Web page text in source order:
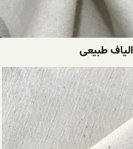
طبیعی